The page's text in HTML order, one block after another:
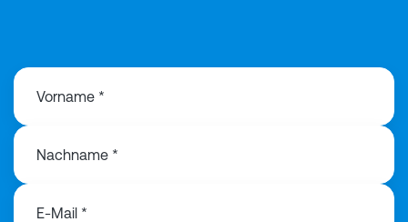
Vorname *
Nachname *
E-Mail *